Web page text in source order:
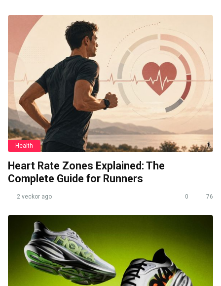
Health
Heart Rate Zones Explained: The
Complete Guide for Runners
2 veckor ago 0 76